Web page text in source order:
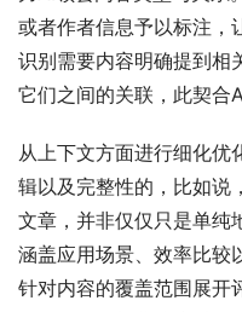
或者作者信息予以标注，
识别需要内容明确提到相
它们之间的关联，此契合
从上下文方面进行细化优
辑以及完整性的，比如说
文章，并非仅仅只是单纯
涵盖应用场景、效率比较
针对内容的覆盖范围展开